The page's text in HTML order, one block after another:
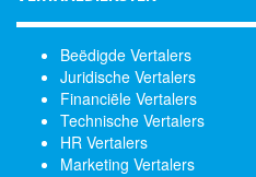
Beëdigde Vertalers
Juridische Vertalers
Financiële Vertalers
Technische Vertalers
HR Vertalers
Marketing Vertalers